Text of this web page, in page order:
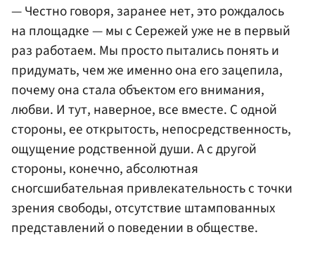
— Честно говоря, заранее нет, это рождалось
на площадке — мы с Сережей уже не в первый
раз работаем. Мы просто пытались понять и
придумать, чем же именно она его зацепила,
почему она стала объектом его внимания,
любви. И тут, наверное, все вместе. С одной
стороны, ее открытость, непосредственность,
ощущение родственной души. А с другой
стороны, конечно, абсолютная
сногсшибательная привлекательность с точки
зрения свободы, отсутствие штампованных
представлений о поведении в обществе.